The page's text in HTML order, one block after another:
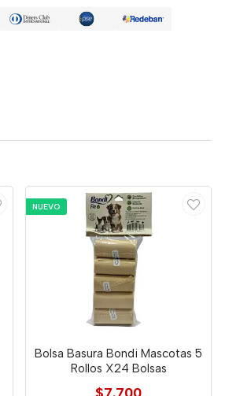
NUEVO
Bolsa Basura Bondi Mascotas 5
Rollos X24 Bolsas